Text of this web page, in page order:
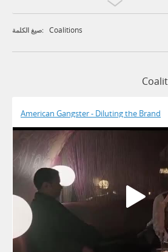
صيغ الكلمة: Coalitions
American Gangster - Diluting the Brand